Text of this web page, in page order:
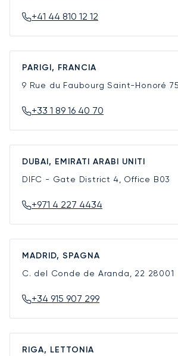
+41 44 810 12 12
PARIGI, FRANCIA
9 Rue du Faubourg Saint-Honoré
+33 1 89 16 40 70
DUBAI, EMIRATI ARABI UNITI
DIFC - Gate District 4, Office B03
+971 4 227 4434
MADRID, SPAGNA
C. del Conde de Aranda, 22 28001
+34 915 907 299
RIGA, LETTONIA